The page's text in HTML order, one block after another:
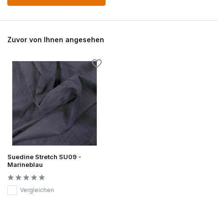
Zuvor von Ihnen angesehen
Suedine Stretch SU09 -
Marineblau
Vergleichen